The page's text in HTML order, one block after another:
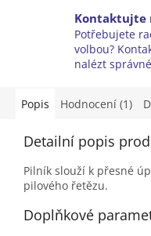
Kontaktujte
Potřebujete
volbou?
nalézt
Popis Hodnocení (1)
Detailní popis
Pilník slouží k přesné
pilového řetězu.
Doplňkové